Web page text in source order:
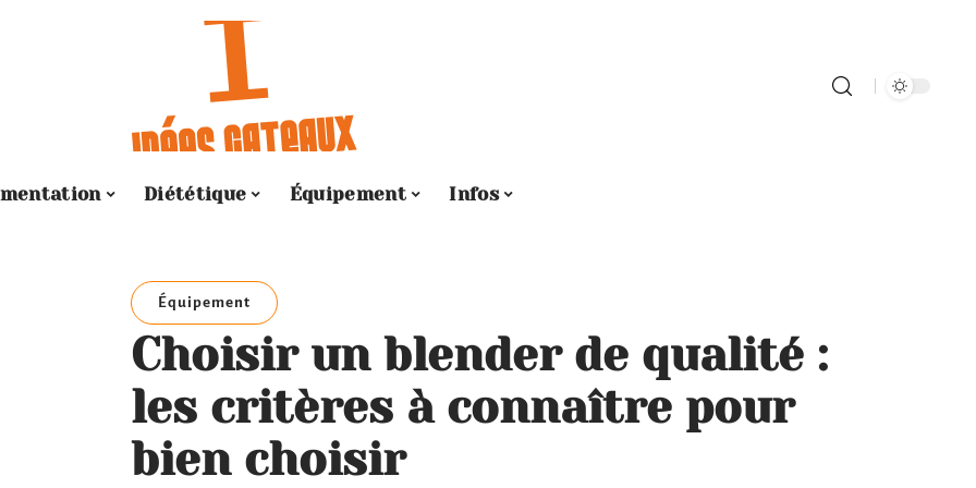
Diététique Équipement Infos
Équipement
Choisir un blender de qualité :
les critères à connaître pour
bien choisir